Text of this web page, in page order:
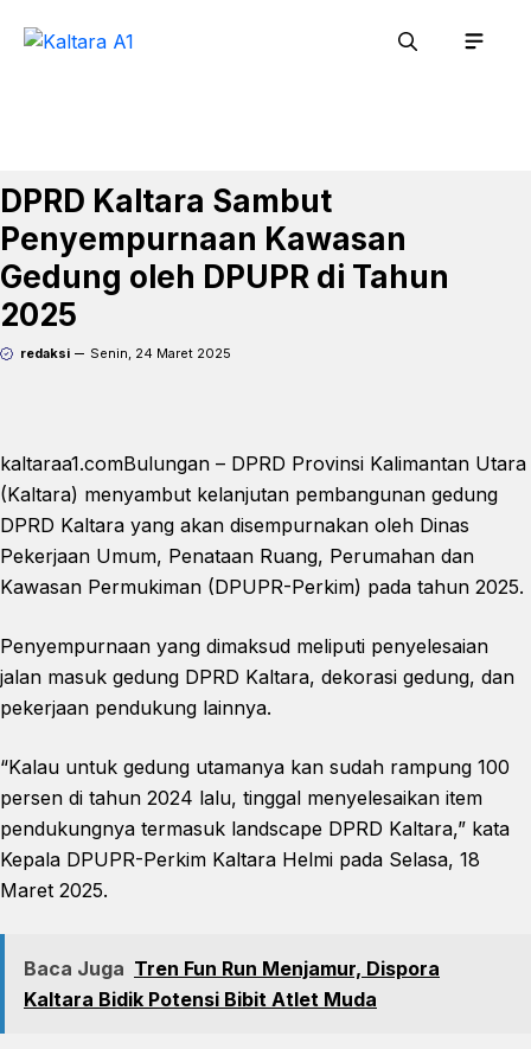
DPRD Kaltara Sambut
Penyempurnaan Kawasan
Gedung oleh DPUPR di Tahun
2025
redaksi Senin, 24 Maret 2025
kaltaraa1.comBulungan – DPRD Provinsi Kalimantan Utara
(Kaltara) menyambut kelanjutan pembangunan gedung
DPRD Kaltara yang akan disempurnakan oleh Dinas
Pekerjaan Umum, Penataan Ruang, Perumahan dan
Kawasan Permukiman (DPUPR-Perkim) pada tahun 2025.
Penyempurnaan yang dimaksud meliputi penyelesaian
jalan masuk gedung DPRD Kaltara, dekorasi gedung, dan
pekerjaan pendukung lainnya.
“Kalau untuk gedung utamanya kan sudah rampung 100
persen di tahun 2024 lalu, tinggal menyelesaikan item
pendukungnya termasuk landscape DPRD Kaltara,” kata
Kepala DPUPR-Perkim Kaltara Helmi pada Selasa, 18
Maret 2025.
Baca Juga Tren Fun Run Menjamur, Dispora
Kaltara Bidik Potensi Bibit Atlet Muda